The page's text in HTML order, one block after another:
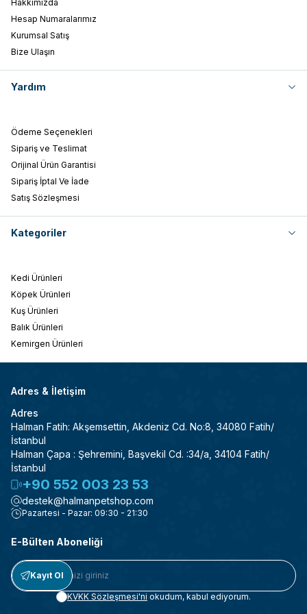
Hakkımızda
Hesap Numaralarımız
Kurumsal Satış
Bize Ulaşın
Yardım
Ödeme Seçenekleri
Sipariş ve Teslimat
Orijinal Ürün Garantisi
Sipariş İptal Ve İade
Satış Sözleşmesi
Kategoriler
Kedi Ürünleri
Köpek Ürünleri
Kuş Ürünleri
Balık Ürünleri
Kemirgen Ürünleri
Adres & İletişim
Adres
Halman Fatih: Akşemsettin, Akdeniz Cd. No:8, 34080 Fatih/
İstanbul
Halman Çapa : Şehremini, Başvekil Cd. :34/a, 34104 Fatih/
İstanbul
+90 552 003 23 53
destek@halmanpetshop.com
Pazartesi - Pazar: 09:30 - 21:30
E-Bülten Aboneliği
Kayıt Ol
KVKK Sözleşmesi'ni okudum, kabul ediyorum.